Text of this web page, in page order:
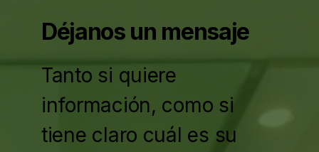
Déjanos un mensaje
Tanto si quiere
información, como si
tiene claro cuál es su